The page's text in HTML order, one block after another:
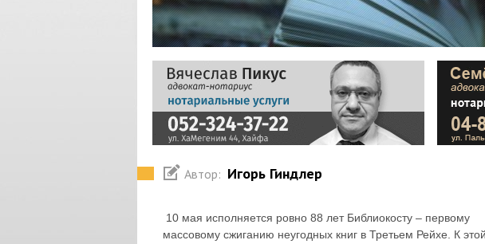
Автор: Игорь Гиндлер
10 мая исполняется ровно 88 лет Библиокосту – первому
массовому сжиганию неугодных книг в Третьем Рейхе. К